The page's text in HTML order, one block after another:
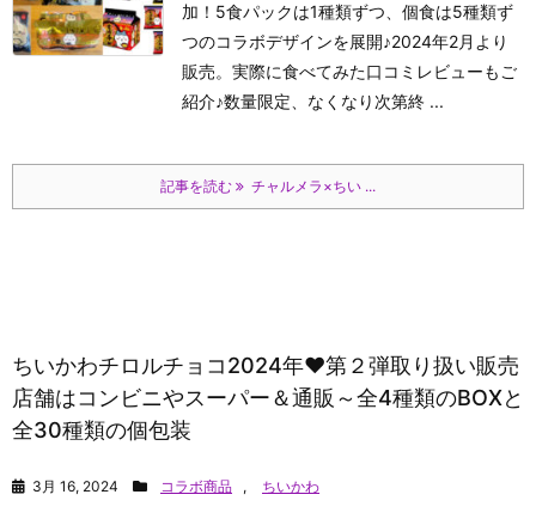
加！5食パックは1種類ずつ、個食は5種類ず
つのコラボデザインを展開♪2024年2月より
販売。実際に食べてみた口コミレビューもご
紹介♪数量限定、なくなり次第終 ...
記事を読む チャルメラ×ちい ...
ちいかわチロルチョコ2024年♥第２弾取り扱い販売
店舗はコンビニやスーパー＆通販～全4種類のBOXと
全30種類の個包装
3月 16, 2024 コラボ商品 , ちいかわ